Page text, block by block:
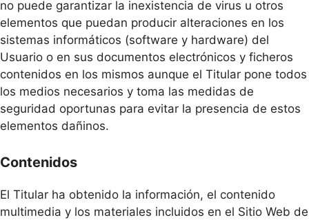
no puede garantizar la inexistencia de virus u otros
elementos que puedan producir alteraciones en los
sistemas informáticos (software y hardware) del
Usuario o en sus documentos electrónicos y ficheros
contenidos en los mismos aunque el Titular pone todos
los medios necesarios y toma las medidas de
seguridad oportunas para evitar la presencia de estos
elementos dañinos.
Contenidos
El Titular ha obtenido la información, el contenido
multimedia y los materiales incluidos en el Sitio Web de